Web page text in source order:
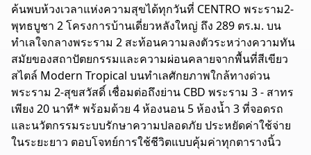
ค้นพบห้วงเวลาแห่งความสุขได้ทุกวันที่ CENTRO พระราม2-
พุทธบูชา 2 โครงการบ้านเดี่ยวหลังใหญ่ ถึง 289 ตร.ม. บน
ทำเลใจกลางพระราม 2 สะท้อนความลงตัวระหว่างความทัน
สมัยของสถาปัตยกรรมและความผ่อนคลายจากพื้นที่สีเขียว
สไตล์ Modern Tropical บนทำเลศักยภาพใกล้ทางด่วน
พระราม 2-สุขสวัสดิ์ เชื่อมต่อถึงย่าน CBD พระราม 3 - สาทร
เพียง 20 นาที* พร้อมด้วย 4 ห้องนอน 5 ห้องน้ำ 3 ที่จอดรถ
และนวัตกรรมระบบรักษาความปลอดภัย ประหยัดค่าใช้จ่าย
ในระยะยาว ตอบโจทย์การใช้ชีวิตแบบคุ้มค่าทุกตารางนิ้ว